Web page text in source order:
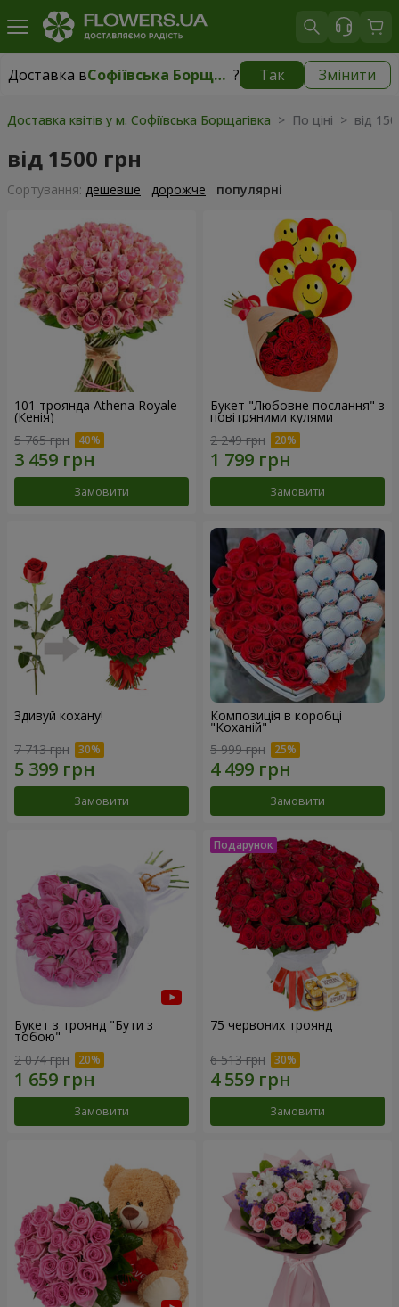
Доставка в Софіївська Борщагівка ? Так Змінити
Доставка вСофіївська Борщагівка |безкоштовно
Доставка квітів у м. Софіївська Борщагівка > По ціні > від
від 1500 грн
Сортування: дешевше дорожче популярні
101 троянда Athena Royale
(Кенія)
5 765 грн
Замовити
Букет "Любовне послання" з
повітряними кулями
2 249 грн
Замовити
Здивуй кохану!
7 713 грн
Замовити
Композиція в коробці
"Коханій"
5 999 грн
Замовити
Букет з троянд "Бути з
тобою"
2 074 грн
Замовити
75 червоних троянд
6 513 грн
Замовити